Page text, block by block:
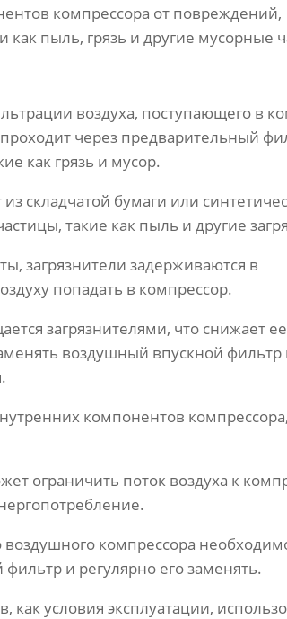
компрессора от повреждений,
пыль, грязь и другие мусорные
воздуха, поступающего в
через предварительный
как грязь и мусор.
складчатой бумаги или
такие как пыль и другие
загрязнители задерживаются в
попадать в компрессор.
загрязнителями, что снижает ее
воздушный впускной фильтр
компонентов
ограничить поток воздуха к
компрессора
и регулярно его заменять.
как условия эксплуатации,